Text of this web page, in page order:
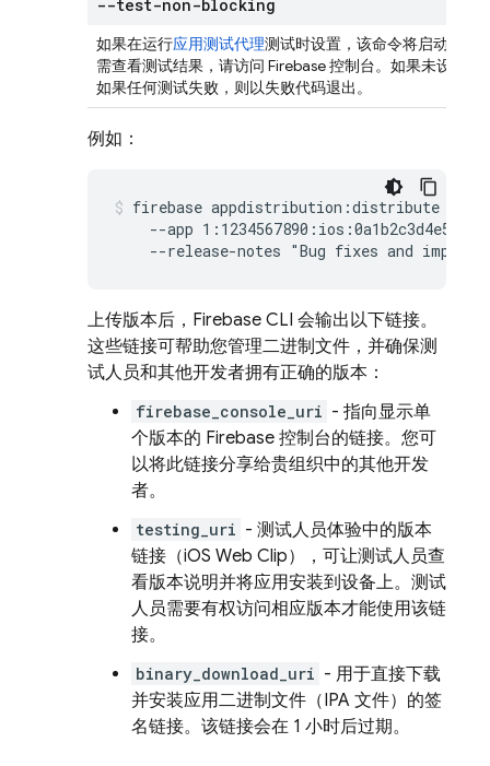
--test-non-blocking
如果在运行应用测试代理测试时设置，该命令将启动测试
需查看测试结果，请访问 Firebase 控制台。如果未设置
如果任何测试失败，则以失败代码退出。
例如：
firebase appdistribution:distribute
--app
--release-notes "Bug fixes and
上传版本后，Firebase CLI 会输出以下链接。
这些链接可帮助您管理二进制文件，并确保测
试人员和其他开发者拥有正确的版本：
firebase_console_uri - 指向显示单
个版本的 Firebase 控制台的链接。您可
以将此链接分享给贵组织中的其他开发
者。
testing_uri - 测试人员体验中的版本
链接（iOS Web Clip），可让测试人员查
看版本说明并将应用安装到设备上。测试
人员需要有权访问相应版本才能使用该链
接。
binary_download_uri - 用于直接下载
并安装应用二进制文件（IPA 文件）的签
名链接。该链接会在 1 小时后过期。